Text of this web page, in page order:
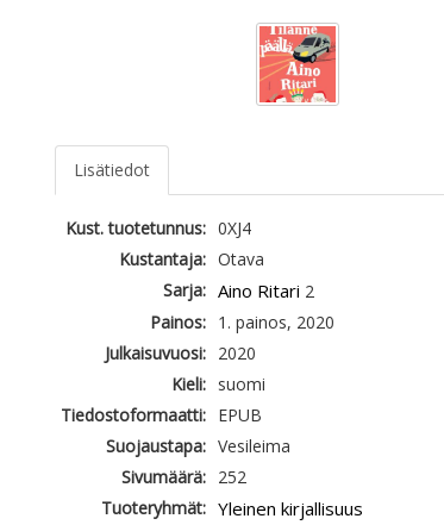
Lisätiedot
Kust. tuotetunnus: 0XJ4
Kustantaja: Otava
Sarja: Aino Ritari 2
Painos:
1. painos, 2020
Julkaisuvuosi:
2020
Kieli:
suomi
Tiedostoformaatti:
EPUB
Suojaustapa: Vesileima
Sivumäärä:
252
Tuoteryhmät: Yleinen kirjallisuus